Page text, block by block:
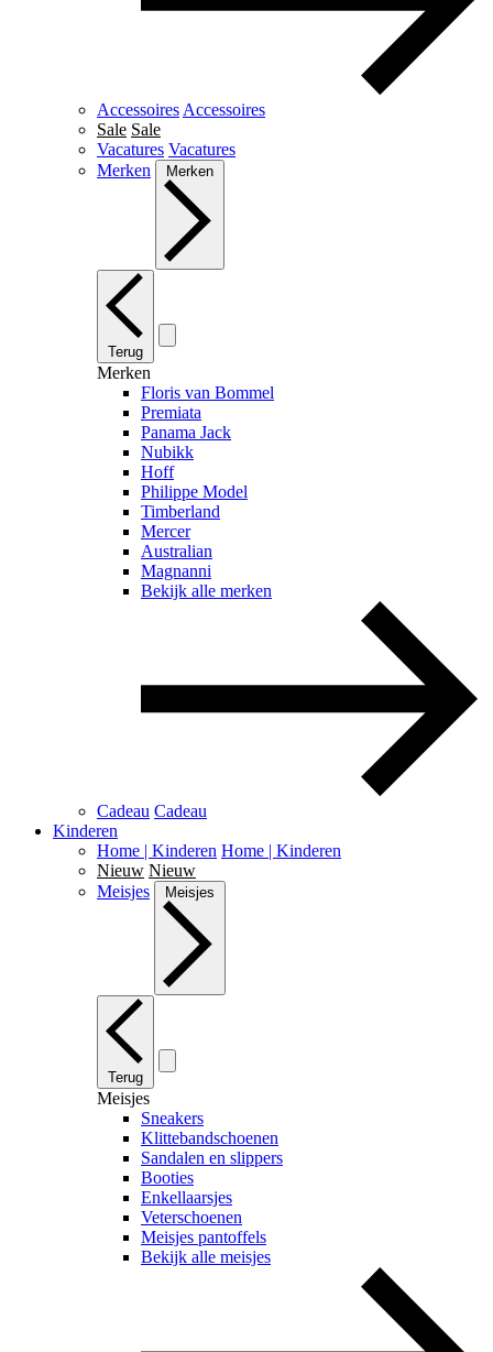
Accessoires Accessoires
Sale Sale
Vacatures Vacatures
Merken
Merken
Terug
Merken
Floris van Bommel
Premiata
Panama Jack
Nubikk
Hoff
Philippe Model
Timberland
Mercer
Australian
Magnanni
Bekijk alle merken
Cadeau Cadeau
Kinderen
Home | Kinderen Home | Kinderen
Nieuw Nieuw
Meisjes
Meisjes
Terug
Meisjes
Sneakers
Klittebandschoenen
Sandalen en slippers
Booties
Enkellaarsjes
Veterschoenen
Meisjes pantoffels
Bekijk alle meisjes